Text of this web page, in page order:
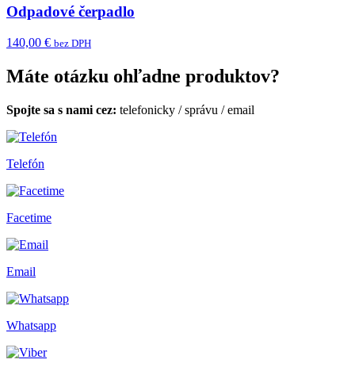
Odpadové čerpadlo
140,00 € bez DPH
Máte otázku ohľadne produktov?
Spojte sa s nami cez: telefonicky /správu /email
Telefón
Facetime
Email
Whatsapp